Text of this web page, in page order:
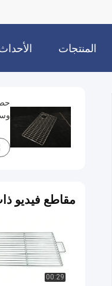
المنتجات
مقاطع فيديو
00:29